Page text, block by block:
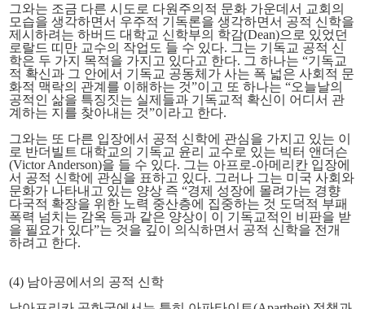
그와는 조금 다른 시도로 다원주의적 문화 가운데서 교회의
모습을 생각하면서 우주적 기독론을 생각하면서 공적 신학을
제시하려는 하버드 대학교 신학부의 학감(Dean)으로 있었던
로랄드 띠만 교수의 작업도 들 수 있다. 그는 기독교 공적 신
학은 두 가지 목적을 가지고 있다고 한다. 그 하나는 “기독교
적 확신과 그 안에서 기독교 공동체가 사는 폭 넓은 사회적 문
화적 맥락의 관계를 이해하는 것”이고 또 하나는 “오늘날의
공적인 삶을 특징짓는 실제들과 기독교적 확신이 어디서 관
계하는 지를 찾아내는 것”이라고 한다.
그와는 또 다른 입장에서 공적 신학에 관심을 가지고 있는 이
로 반더빌트 대학교의 기독교 윤리 교수로 있는 빅터 앤더슨
(Victor Anderson)을 들 수 있다. 그는 아프로-아메리칸 입장에
서 공적 신학에 관심을 표하고 있다. 그러나 그는 미국 사회와
문화가 나타내고 있는 양상 즉 “경제 성장에 몰려가는 경향
다국적 확장을 위한 노력 중산층에 집중하는 것 도덕적 부패
폭력 넘치는 감옥 등과 같은 양상이 이 기독교적인 비판을 받
을 필요가 있다”는 것을 깊이 의식하면서 공적 신학을 전개
하려고 한다.
(4) 남아공에서의 공적 신학